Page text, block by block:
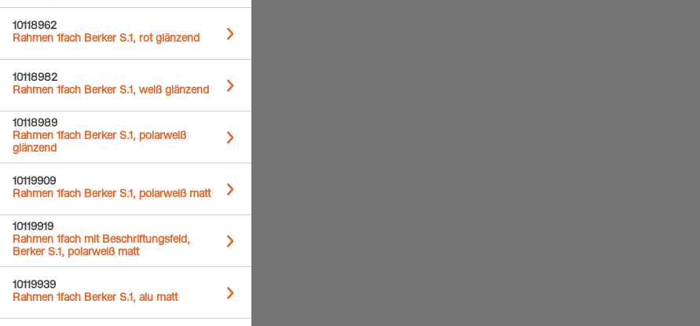
10118962
Rahmen 1fach Berker S.1, rot glänzend
10118982
Rahmen 1fach Berker S.1, weiß glänzend
10118989
Rahmen 1fach Berker S.1, polarweiß
glänzend
10119909
Rahmen 1fach Berker S.1, polarweiß matt
10119919
Rahmen 1fach mit Beschriftungsfeld,
Berker S.1, polarweiß matt
10119939
Rahmen 1fach Berker S.1, alu matt